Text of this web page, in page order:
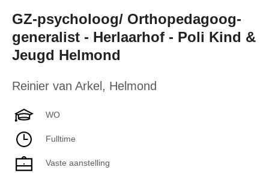
GZ-psycholoog/ Orthopedagoog-
generalist - Herlaarhof - Poli Kind &
Jeugd Helmond
Reinier van Arkel , Helmond
WO
Fulltime
Vaste aanstelling